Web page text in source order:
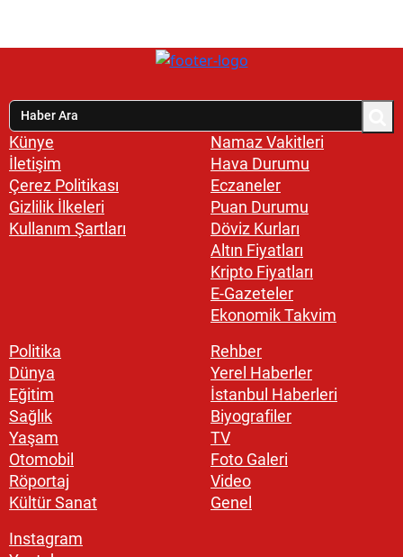
Künye
İletişim
Çerez Politikası
Gizlilik İlkeleri
Kullanım Şartları
Namaz Vakitleri
Hava Durumu
Eczaneler
Puan Durumu
Döviz Kurları
Altın Fiyatları
Kripto Fiyatları
E-Gazeteler
Ekonomik Takvim
Politika
Dünya
Eğitim
Sağlık
Yaşam
Otomobil
Röportaj
Kültür Sanat
Rehber
Yerel Haberler
İstanbul Haberleri
Biyografiler
TV
Foto Galeri
Video
Genel
Instagram